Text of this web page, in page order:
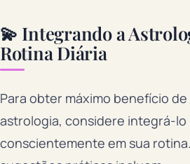
💫 Integrando a
Rotina Diária
Para obter máximo benefício
astrologia, considere integrá-lo
conscientemente em sua